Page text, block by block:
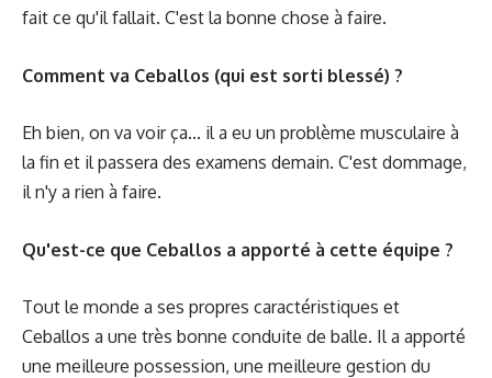
fait ce qu'il fallait. C'est la bonne chose à faire.
Comment va Ceballos (qui est sorti blessé) ?
Eh bien, on va voir ça... il a eu un problème musculaire à
la fin et il passera des examens demain. C'est dommage,
il n'y a rien à faire.
Qu'est-ce que Ceballos a apporté à cette équipe ?
Tout le monde a ses propres caractéristiques et
Ceballos a une très bonne conduite de balle. Il a apporté
une meilleure possession, une meilleure gestion du